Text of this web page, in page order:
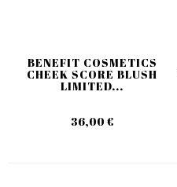
BENEFIT COSMETICS
CHEEK SCORE BLUSH
LIMITED...
36,00 €